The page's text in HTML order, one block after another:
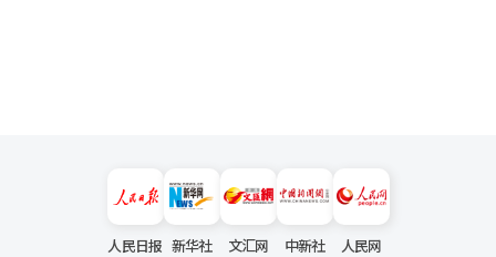
人民日报 新华社 文汇网 中新社 人民网